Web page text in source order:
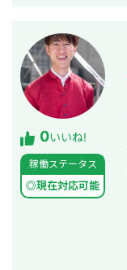
0いいね!
稼働ステータス
◎現在対応可能